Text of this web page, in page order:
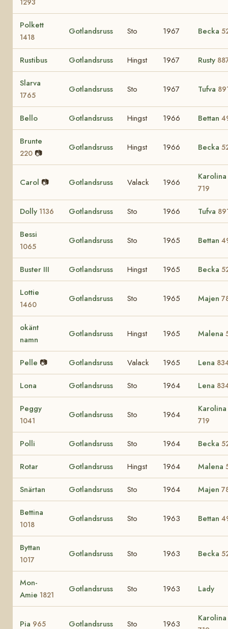
Polkett
1418
Gotlandsruss Sto 1967 Becka
Rustibus Gotlandsruss Hingst 1967 Rusty
Slarva
1765
Gotlandsruss Sto 1967 Tufva
Bello Gotlandsruss Hingst 1966 Bettan
Brunte
220 📷
Gotlandsruss Hingst 1966 Becka
Carol 📷 Gotlandsruss Valack 1966
Karolina
719
Dolly 1136 Gotlandsruss Sto 1966 Tufva
Bessi
1065
Gotlandsruss Sto 1965 Bettan
Buster III Gotlandsruss Hingst 1965 Becka
Lottie
1460
Gotlandsruss Sto 1965 Majen
okänt
namn
Gotlandsruss Hingst 1965 Malena
Pelle 📷 Gotlandsruss Valack 1965 Lena
Lona Gotlandsruss Sto 1964 Lena
Peggy
1041
Gotlandsruss Sto 1964
Karolina
719
Polli Gotlandsruss Sto 1964 Becka
Rotar Gotlandsruss Hingst 1964 Malena
Snärtan Gotlandsruss Sto 1964 Majen
Bettina
1018
Gotlandsruss Sto 1963 Bettan
Byttan
1017
Gotlandsruss Sto 1963 Becka
Mon-
Amie 1821
Gotlandsruss Sto 1963 Lady
Pia 965 Gotlandsruss Sto 1963
Karolina